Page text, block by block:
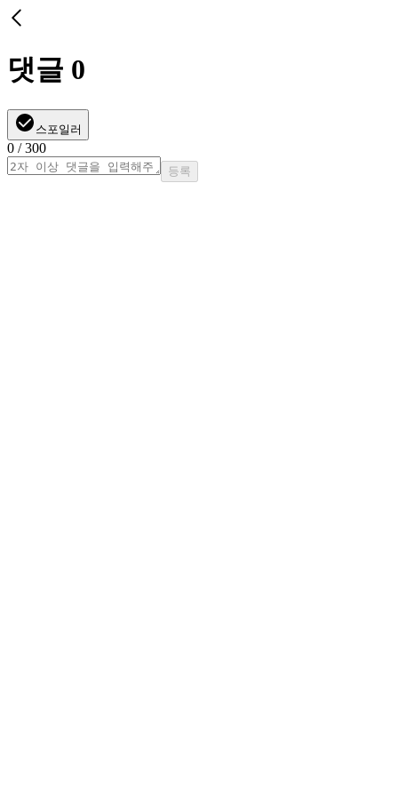
댓글 0
스포일러
0 / 300
등록